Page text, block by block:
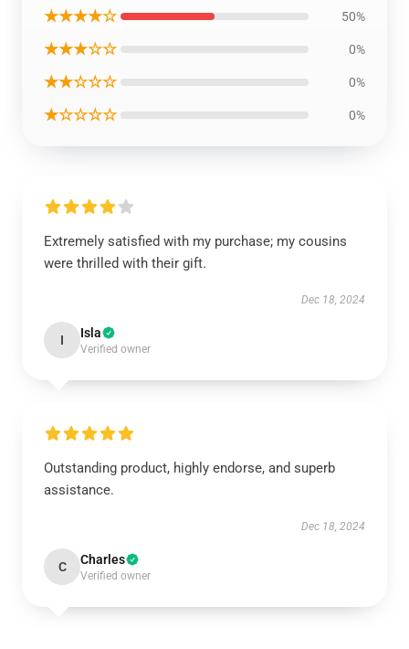
★★★★☆ 50%
★★★☆☆ 0%
★★☆☆☆ 0%
★☆☆☆☆ 0%
Extremely satisfied with my purchase; my cousins
were thrilled with their gift.
Dec 18, 2024
I Isla
Verified owner
Outstanding product, highly endorse, and superb
assistance.
Dec 18, 2024
C Charles
Verified owner